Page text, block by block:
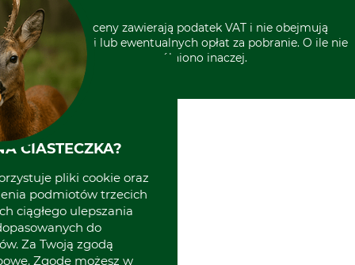
* Wszystkie ceny zawierają podatek VAT i nie obejmują
kosztów wysyłki lub ewentualnych opłat za pobranie. O ile nie
wyszczególniono inaczej.
CIASTECZKA?
pliki cookie oraz
podmiotów trzecich
ciągłego ulepszania
do
Za Twoją zgodą
Zgodę możesz w